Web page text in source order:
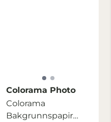
Colorama Photo
Colorama
Bakgrunnspapir